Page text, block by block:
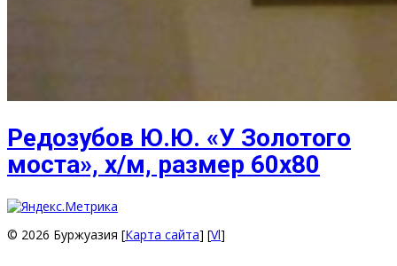
Редозубов Ю.Ю. «У Золотого
моста», х/м, размер 60х80
© 2026 Буржуазия [Карта сайта] [Vl]